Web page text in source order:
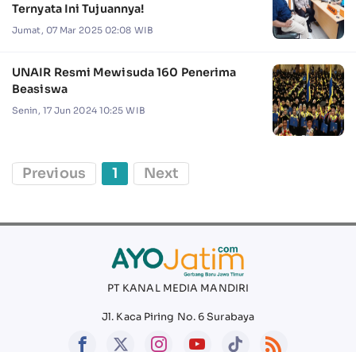
Ternyata Ini Tujuannya!
Jumat, 07 Mar 2025 02:08 WIB
UNAIR Resmi Mewisuda 160 Penerima
Beasiswa
Senin, 17 Jun 2024 10:25 WIB
Previous 1 Next
PT KANAL MEDIA MANDIRI
Jl. Kaca Piring No. 6 Surabaya